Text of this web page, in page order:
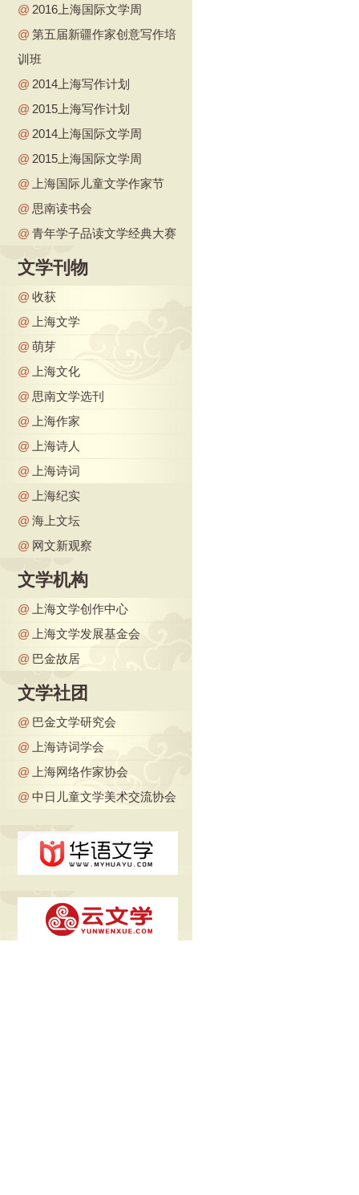
@ 2016上海国际文学周
@ 第五届新疆作家创意写作培
训班
@ 2014上海写作计划
@ 2015上海写作计划
@ 2014上海国际文学周
@ 2015上海国际文学周
@
上海国际儿童文学作家节
@ 思南读书会
@ 青年学子品读文学经典大赛
文学刊物
@ 收获
@
上海文学
@ 萌芽
@
上海文化
@ 思南文学选刊
@
上海作家
@
上海诗人
@
上海诗词
@
上海纪实
@ 海上文坛
@ 网文新观察
文学机构
@
上海文学创作中心
@
上海文学发展基金会
@ 巴金故居
文学社团
@ 巴金文学研究会
@
上海诗词学会
@
上海网络作家协会
@ 中日儿童文学美术交流协会